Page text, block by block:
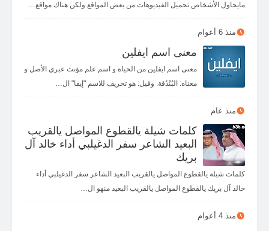
مايحاول الأشخاص تحميل الفيديوهات من بعض المواقع ولكن هناك مواقع…
منذ 6 أعوام
معنى اسم ايفلين
معنى اسم ايفلين من الحياة و اسم علم مؤنث عبري الأصل و
معناه: البُنْدُقة. وقيل: هو تحريف للاسم "إيفا" ال…
منذ عام
كلمات شيلة يالقطوع المواصل يالقريب
البعيد الشاعر سفر الدغيلبي أداء خالد آل
بريك
كلمات شيلة يالقطوع المواصل يالقريب البعيد الشاعر سفر الدغيلبي أداء
خالد آل بريك يالقطوع المواصل يالقريب البعيد منهو ال…
منذ 4 أعوام